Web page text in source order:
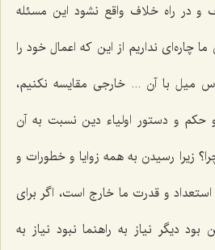
و در راه خلاف واقع نشود این مسئله
چاره‌ای نداریم از این که اعمال خود را
میل با آن ... خارجی مقایسه نکنیم،
و دستور اولیاء دین نسبت به آن
زیرا رسیدن به همه زوایا و خطورات و
و قدرت ما خارج است، اگر برای
دیگر نیاز به راهنما نبود نیاز به